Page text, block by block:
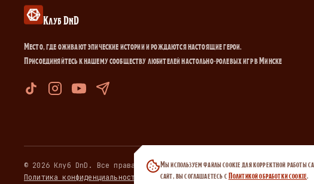
Клуб DnD
Место, где оживают эпические истории и рождаются настоящие герои.
Присоединяйтесь к нашему сообществу любителей настольно-ролевых игр в Минске
© 2026 Клуб DnD. Все права защищены.
Политика конфиденциальности
Договор публичной оферты·Политика cookie
Мы используем файлы cookie для корректной работы
сайт, вы соглашаетесь сПолитикой обработки cookie